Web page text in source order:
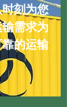
刻为您
需求为
的运输